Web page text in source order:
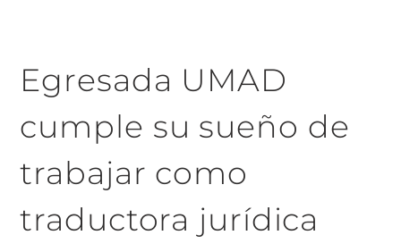
Egresada UMAD
cumple su sueño de
trabajar como
traductora jurídica